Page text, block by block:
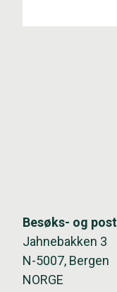
Besøks- og
Jahnebakken 3
N-5007, Bergen
NORGE